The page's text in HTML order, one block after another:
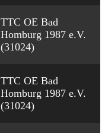
TTC OE Bad
Homburg 1987 e.V.
(31024)
TTC OE Bad
Homburg 1987 e.V.
(31024)